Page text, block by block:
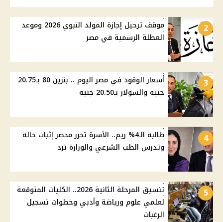
2
موقف ترحيل إجازة المولد النبوي 2026 وموعد
العطلة الرسمية في مصر
3
أسعار الوقود في مصر اليوم .. بنزين 80 بـ20.75
جنيه والسولار بـ20.50 جنيه
4
طالبة الـ4% ريم.. الأسرة تحرر محضر إثبات حالة
وتدرس الطب الشرعي والوزارة ترد
5
تنسيق المرحلة الثانية 2026.. الكليات المتوقعة
لعلمي علوم ورياضة وأدبي وخطوات تسجيل
الرغبات